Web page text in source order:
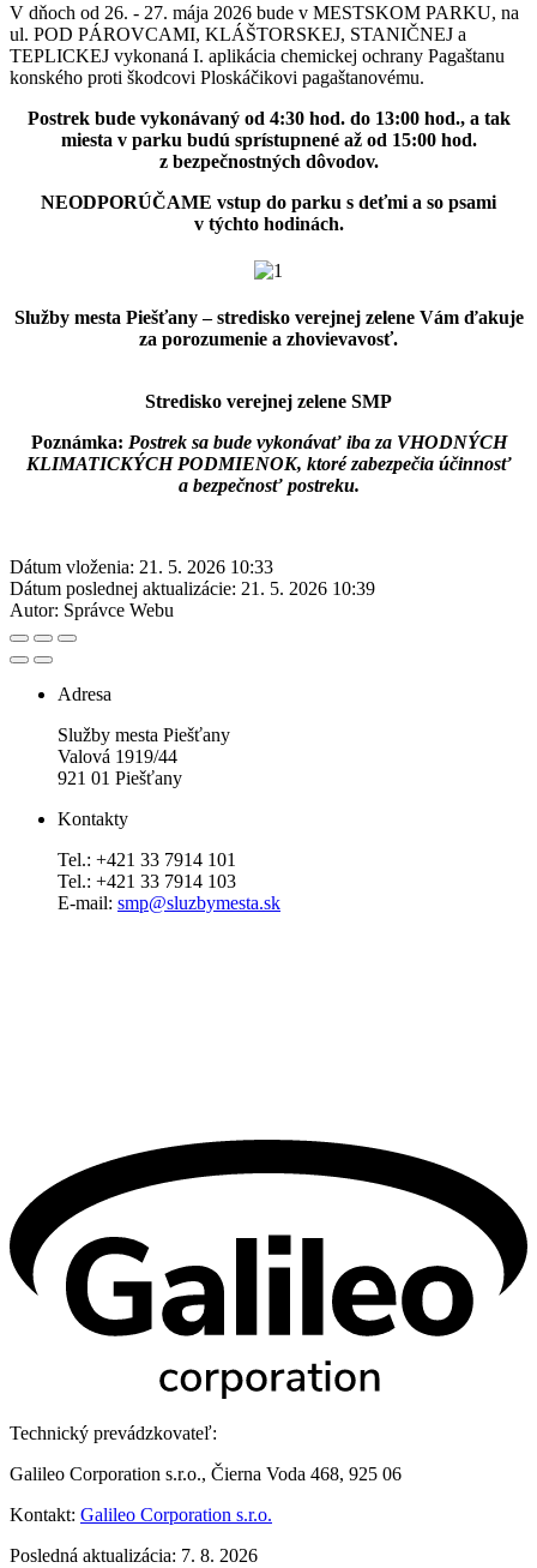
V dňoch od 26. - 27. mája 2026 bude v MESTSKOM PARKU, na
ul. POD PÁROVCAMI, KLÁŠTORSKEJ, STANIČNEJ a
TEPLICKEJ vykonaná I. aplikácia chemickej ochrany Pagaštanu
konského proti škodcovi Ploskáčikovi pagaštanovému.
Postrek bude vykonávaný od 4:30 hod. do 13:00 hod., a tak
miesta v parku budú sprístupnené až od 15:00 hod.
z bezpečnostných dôvodov.
NEODPORÚČAME vstup do parku s deťmi a so psami
v týchto hodinách.
Služby mesta Piešťany – stredisko verejnej zelene Vám ďakuje
za porozumenie a zhovievavosť.
Stredisko verejnej zelene SMP
Poznámka: Postrek sa bude vykonávať iba za VHODNÝCH
KLIMATICKÝCH PODMIENOK, ktoré zabezpečia účinnosť
a bezpečnosť postreku.
Dátum vloženia: 21. 5. 2026 10:33
Dátum poslednej aktualizácie: 21. 5. 2026 10:39
Autor: Správce Webu
Adresa
Služby mesta Piešťany
Valová 1919/44
921 01 Piešťany
Kontakty
Tel.: +421 33 7914 101
Tel.: +421 33 7914 103
E-mail: smp@sluzbymesta.sk
Technický prevádzkovateľ:
Galileo Corporation s.r.o., Čierna Voda 468, 925 06
Kontakt: Galileo Corporation s.r.o.
Posledná aktualizácia: 7. 8. 2026